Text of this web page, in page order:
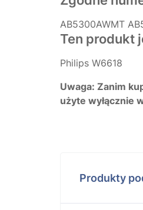
AB5300AWMT
Ten produkt
Philips W6618
Uwaga: Zanim
użyte wyłącznie
Produkty